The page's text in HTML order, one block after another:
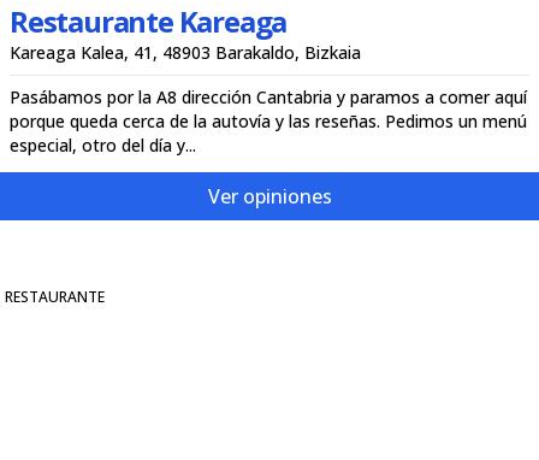
Restaurante Kareaga
Kareaga Kalea, 41, 48903 Barakaldo, Bizkaia
Pasábamos por la A8 dirección Cantabria y paramos a comer aquí
porque queda cerca de la autovía y las reseñas. Pedimos un menú
especial, otro del día y...
Ver opiniones
RESTAURANTE